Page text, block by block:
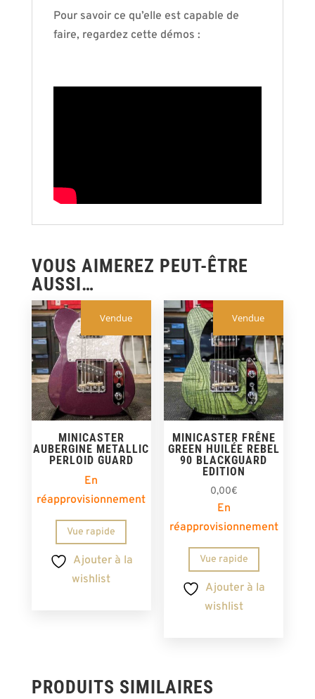
Pour savoir ce qu’elle est capable de
faire, regardez cette démos :
VOUS AIMEREZ PEUT-ÊTRE
AUSSI…
Vendue
MINICASTER
AUBERGINE METALLIC
PERLOID GUARD
En
réapprovisionnement
Vue rapide
Ajouter à la
wishlist
Vendue
MINICASTER FRÊNE
GREEN HUILÉE REBEL
90 BLACKGUARD
EDITION
0,00€
En
réapprovisionnement
Vue rapide
Ajouter à la
wishlist
PRODUITS SIMILAIRES